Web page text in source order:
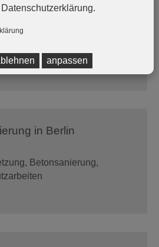
in Berlin
Betonsanierung,
anpassen